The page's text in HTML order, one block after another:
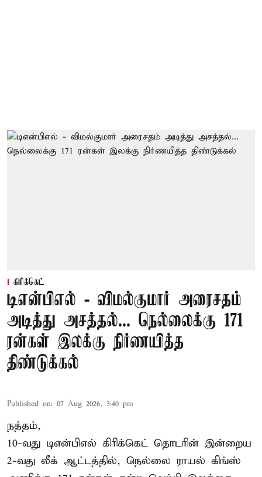
கிரிக்கெட்
டிஎன்பிஎல் - விமல்குமார் அரைசதம்
அடித்து அசத்தல்... நெல்லைக்கு 171
ரன்கள் இலக்கு நிர்ணயித்த
திண்டுக்கல்
Published on: 07 Aug 2026, 3:40 pm
நத்தம்,
10-வது டிஎன்பிஎல் கிரிக்கெட் தொடரின் இன்றைய
2-வது லீக் ஆட்டத்தில், நெல்லை ராயல் கிங்ஸ்